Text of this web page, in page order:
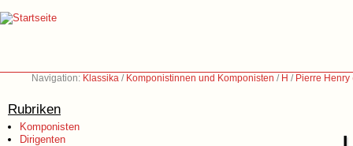
Navigation: Klassika / Komponistinnen und Komponisten / H / Pierre
Rubriken
Komponisten
Dirigenten